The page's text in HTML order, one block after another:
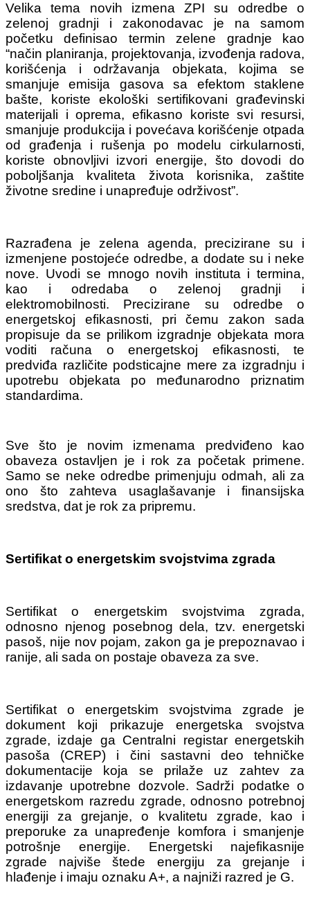
Velika tema novih izmena ZPI su odredbe o
zelenoj gradnji i zakonodavac je na samom
početku definisao termin zelene gradnje kao
“način planiranja, projektovanja, izvođenja radova,
korišćenja i održavanja objekata, kojima se
smanjuje emisija gasova sa efektom staklene
bašte, koriste ekološki sertifikovani građevinski
materijali i oprema, efikasno koriste svi resursi,
smanjuje produkcija i povećava korišćenje otpada
od građenja i rušenja po modelu cirkularnosti,
koriste obnovljivi izvori energije, što dovodi do
poboljšanja kvaliteta života korisnika, zaštite
životne sredine i unapređuje održivost”.
Razrađena je zelena agenda, precizirane su i
izmenjene postojeće odredbe, a dodate su i neke
nove. Uvodi se mnogo novih instituta i termina,
kao i odredaba o zelenoj gradnji i
elektromobilnosti. Precizirane su odredbe o
energetskoj efikasnosti, pri čemu zakon sada
propisuje da se prilikom izgradnje objekata mora
voditi računa o energetskoj efikasnosti, te
predviđa različite podsticajne mere za izgradnju i
upotrebu objekata po međunarodno priznatim
standardima.
Sve što je novim izmenama predviđeno kao
obaveza ostavljen je i rok za početak primene.
Samo se neke odredbe primenjuju odmah, ali za
ono što zahteva usaglašavanje i finansijska
sredstva, dat je rok za pripremu.
Sertifikat o energetskim svojstvima zgrada
Sertifikat o energetskim svojstvima zgrada,
odnosno njenog posebnog dela, tzv. energetski
pasoš, nije nov pojam, zakon ga je prepoznavao i
ranije, ali sada on postaje obaveza za sve.
Sertifikat o energetskim svojstvima zgrade je
dokument koji prikazuje energetska svojstva
zgrade, izdaje ga Centralni registar energetskih
pasoša (CREP) i čini sastavni deo tehničke
dokumentacije koja se prilaže uz zahtev za
izdavanje upotrebne dozvole. Sadrži podatke o
energetskom razredu zgrade, odnosno potrebnoj
energiji za grejanje, o kvalitetu zgrade, kao i
preporuke za unapređenje komfora i smanjenje
potrošnje energije. Energetski najefikasnije
zgrade najviše štede energiju za grejanje i
hlađenje i imaju oznaku A+, a najniži razred je G.